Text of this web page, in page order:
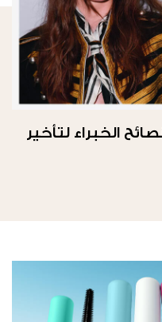
أفضل نصائح الخبراء لتأخير